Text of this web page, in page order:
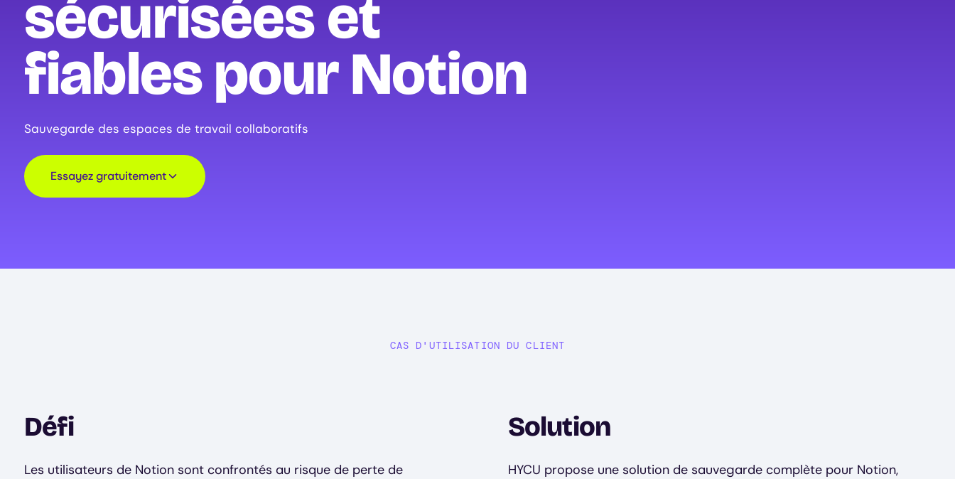
sécurisées et
fiables pour Notion
Sauvegarde des espaces de travail collaboratifs
Essayez gratuitement
CAS D'UTILISATION DU CLIENT
Défi
Les utilisateurs de Notion sont confrontés au risque de perte de
Solution
HYCU propose une solution de sauvegarde complète pour Notion,